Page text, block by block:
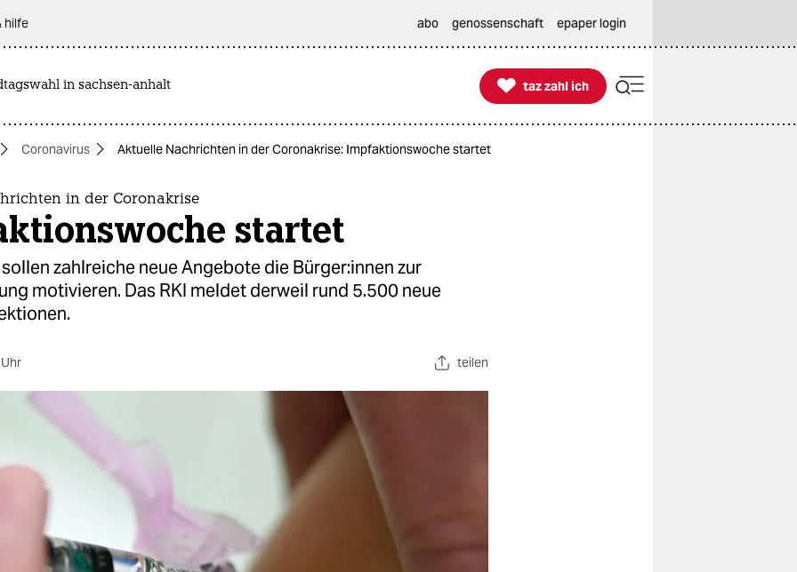
hilfe abo genossenschaft epaper login
in sachsen-anhalt 
taz zahl ich
taz zahl ich
Coronavirus Aktuelle Nachrichten in der Coronakrise: Impfaktionswoche startet
in der Coronakrise
startet
zahlreiche neue Angebote die Bür­ge­r:in­nen zur
motivieren. Das RKI meldet derweil rund 5.500 neue
teilen